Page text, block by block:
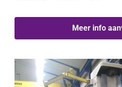
Meer info